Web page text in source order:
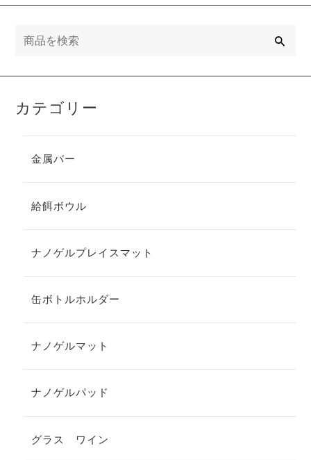
カテゴリー
金属バー
給餌ボウル
ナノゲルプレイスマット
缶ボトルホルダー
ナノゲルマット
ナノゲルパッド
グラス ワイン